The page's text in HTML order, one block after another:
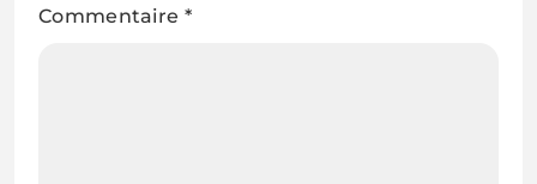
Commentaire *